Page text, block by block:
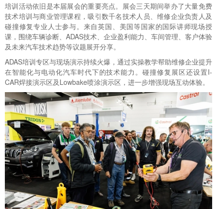
培训活动依旧是本届展会的重要亮点。展会三天期间举办了大量免费
技术培训与商业管理课程，吸引数千名技术人员、维修企业负责人及
碰撞修复专业人士参与。来自英国、美国等国家的国际讲师现场授
课，围绕车辆诊断、ADAS技术、企业盈利能力、车间管理、客户体验
及未来汽车技术趋势等议题展开分享。
ADAS培训专区与现场演示持续火爆，通过实操教学帮助维修企业提升
在智能化与电动化汽车时代下的技术能力。碰撞修复展区还设置I-
CAR焊接演示区及Lowbake喷涂演示区，进一步增强现场互动体验。